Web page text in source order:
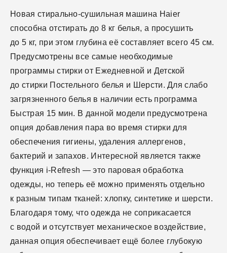
Новая стирально-сушильная машина Haier
способна отстирать до 8 кг белья, а просушить
до 5 кг, при этом глубина её составляет всего 45 см.
Предусмотрены все самые необходимые
программы стирки от Ежедневной и Детской
до стирки Постельного белья и Шерсти. Для слабо
загрязненного белья в наличии есть программа
Быстрая 15 мин. В данной модели предусмотрена
опция добавления пара во время стирки для
обеспечения гигиены, удаления аллергенов,
бактерий и запахов. Интересной является также
функция i-Refresh — это паровая обработка
одежды, но теперь её можно применять отдельно
к разным типам тканей: хлопку, синтетике и шерсти.
Благодаря тому, что одежда не соприкасается
с водой и отсутствует механическое воздействие,
данная опция обеспечивает ещё более глубокую